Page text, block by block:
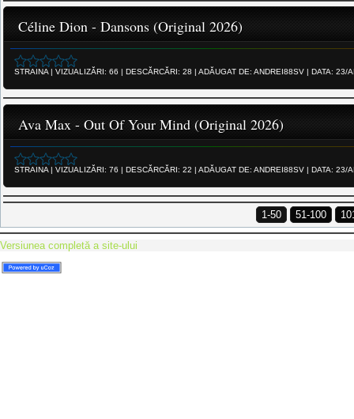
Céline Dion - Dansons (Original 2026)
STRAINA| VIZUALIZĂRI: 66 | DESCĂRCĂRI: 28 | ADĂUGAT DE: ANDREI88SV | DATA: 23/
Ava Max - Out Of Your Mind (Original 2026)
STRAINA| VIZUALIZĂRI: 76 | DESCĂRCĂRI: 22 | ADĂUGAT DE: ANDREI88SV | DATA: 23/
1-50 51-100
Versiunea completă a site-ului